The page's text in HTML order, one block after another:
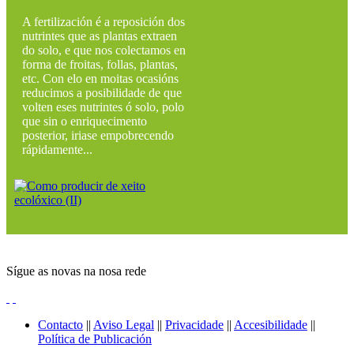
A fertilización é a reposición dos
nutrintes que as plantas extraen
do solo, e que nos colectamos en
forma de froitas, follas, plantas,
etc. Con elo en moitas ocasións
reducimos a posibilidade de que
volten eses nutrintes ó solo, polo
que sin o enriquecimento
posterior, iriase empobrecendo
rápidamente...
Sígue as novas na nosa rede
Contacto || Aviso Legal || Privacidade || Accesibilidade ||
Política de Publicación